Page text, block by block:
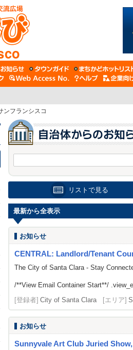
ンフランシスコ
リストで見る
最新から全表示
お知らせ
CENTRAL: Landlord/Tenant
The City of Santa Clara - Stay
/**View Email Container Start**/
[登録者] City of Santa Clara [エリア]
お知らせ
Sunnyvale Art Club Juried